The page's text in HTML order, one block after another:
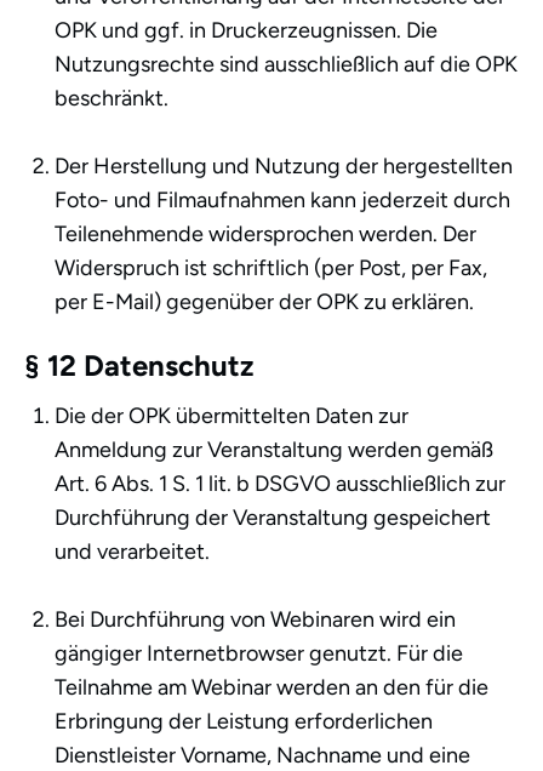
OPK und ggf. in Druckerzeugnissen. Die
Nutzungsrechte sind ausschließlich auf die OPK
beschränkt.
Der Herstellung und Nutzung der hergestellten
Foto- und Filmaufnahmen kann jederzeit durch
Teilenehmende widersprochen werden. Der
Widerspruch ist schriftlich (per Post, per Fax,
per E-Mail) gegenüber der OPK zu erklären.
§ 12 Datenschutz
Die der OPK übermittelten Daten zur
Anmeldung zur Veranstaltung werden gemäß
Art. 6 Abs. 1 S. 1 lit. b DSGVO ausschließlich zur
Durchführung der Veranstaltung gespeichert
und verarbeitet.
Bei Durchführung von Webinaren wird ein
gängiger Internetbrowser genutzt. Für die
Teilnahme am Webinar werden an den für die
Erbringung der Leistung erforderlichen
Dienstleister Vorname, Nachname und eine